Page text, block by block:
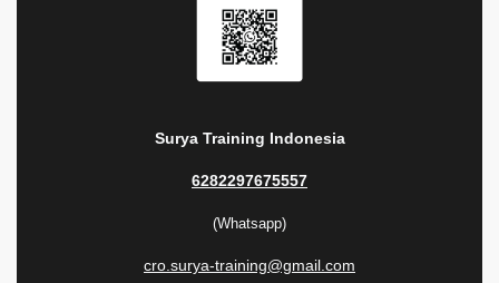
Surya Training Indonesia
6282297675557
(Whatsapp)
cro.surya-training@gmail.com